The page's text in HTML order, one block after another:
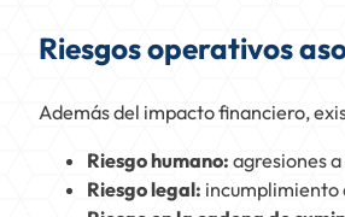
Riesgos operativos
Además del impacto financiero,
Riesgo humano: agresiones
Riesgo legal: incumplimiento